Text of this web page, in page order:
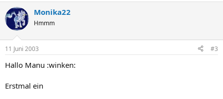
Monika22
Hmmm
11 Juni 2003 #3
Hallo Manu :winken:
Erstmal ein